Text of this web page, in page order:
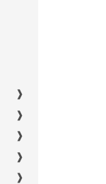
❱
❱
❱
❱
❱